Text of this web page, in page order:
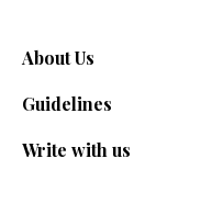
About Us
Guidelines
Write with us